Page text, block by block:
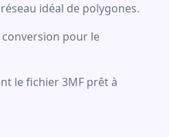
idéal de polygones.
pour le
le fichier 3MF prêt à